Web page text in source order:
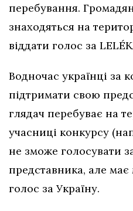
перебування.
знаходяться на
віддати голос за
Водночас українці за
підтримати свою
глядач перебуває на
учасниці конкурсу
не зможе голосувати
представника, але має
голос за Україну.